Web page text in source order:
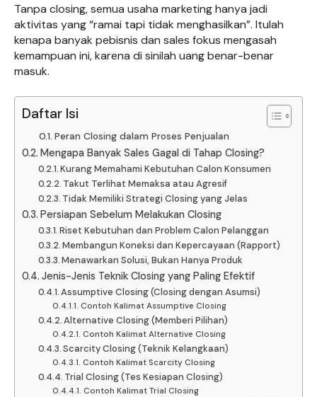
Tanpa closing, semua usaha marketing hanya jadi
aktivitas yang “ramai tapi tidak menghasilkan”. Itulah
kenapa banyak pebisnis dan sales fokus mengasah
kemampuan ini, karena di sinilah uang benar-benar
masuk.
Daftar Isi
Peran Closing dalam Proses Penjualan
Mengapa Banyak Sales Gagal di Tahap Closing?
Kurang Memahami Kebutuhan Calon Konsumen
Takut Terlihat Memaksa atau Agresif
Tidak Memiliki Strategi Closing yang Jelas
Persiapan Sebelum Melakukan Closing
Riset Kebutuhan dan Problem Calon Pelanggan
Membangun Koneksi dan Kepercayaan (Rapport)
Menawarkan Solusi, Bukan Hanya Produk
Jenis-Jenis Teknik Closing yang Paling Efektif
Assumptive Closing (Closing dengan Asumsi)
Contoh Kalimat Assumptive Closing
Alternative Closing (Memberi Pilihan)
Contoh Kalimat Alternative Closing
Scarcity Closing (Teknik Kelangkaan)
Contoh Kalimat Scarcity Closing
Trial Closing (Tes Kesiapan Closing)
Contoh Kalimat Trial Closing